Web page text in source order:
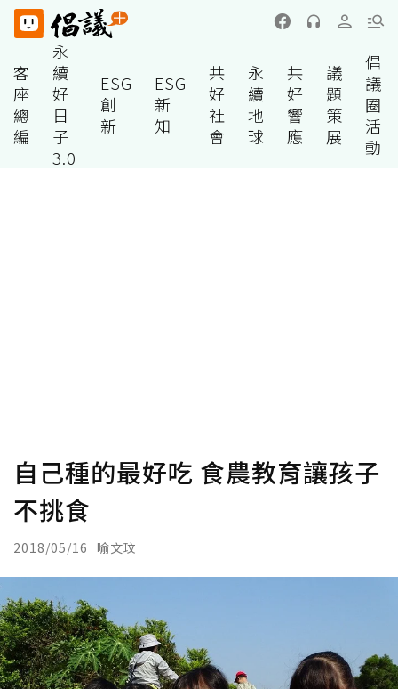
客
座
總
編
永
續
好
日
子
3.0
ESG
創
新
ESG
新
知
共
好
社
會
永
續
地
球
共
好
響
應
議
題
策
展
倡
議
圈
活
動
自己種的最好吃 食農教育讓孩子
不挑食
2018/05/16 喻文玟